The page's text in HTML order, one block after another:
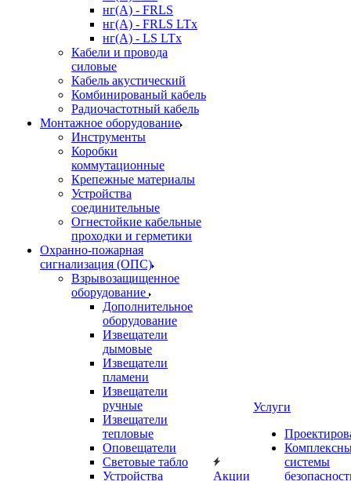
нг(А) - FRLS
нг(А) - FRLS LTx
нг(А) - LS LTx
Кабели и провода
силовые
Кабель акустический
Комбинированый кабель
Радиочастотный кабель
Монтажное оборудование
Инструменты
Коробки
коммутационные
Крепежные материалы
Устройства
соединительные
Огнестойкие кабельные
проходки и герметики
Охранно-пожарная
сигнализация (ОПС)
Взрывозащищенное
оборудование
Дополнительное
оборудование
Извещатели
дымовые
Извещатели
пламени
Извещатели
ручные
Извещатели
тепловые
Оповещатели
Световые табло
Устройства
Акции
Услуги
системы